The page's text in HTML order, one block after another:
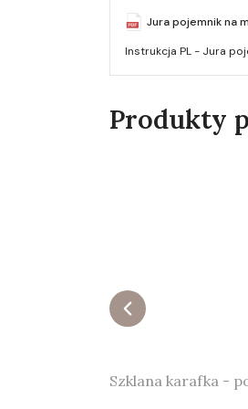
Jura pojemnik na
Instrukcja PL - Jura
Produkty
Szklana karafka -